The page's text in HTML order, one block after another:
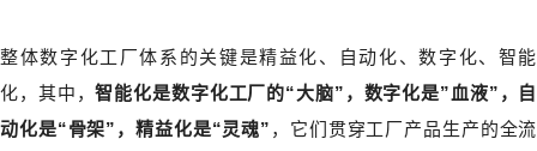
整体数字化工厂体系的关键是精益化、自动化、数字化、智能
化，其中，智能化是数字化工厂的“大脑”，数字化是”血液”，自
动化是“骨架”，精益化是“灵魂” ，它们贯穿工厂产品生产的全流